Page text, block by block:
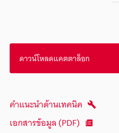
ดาวน์โหลดแคตตาล็อก
คำแนะนำด้านเทคนิค
เอกสารข้อมูล (PDF)